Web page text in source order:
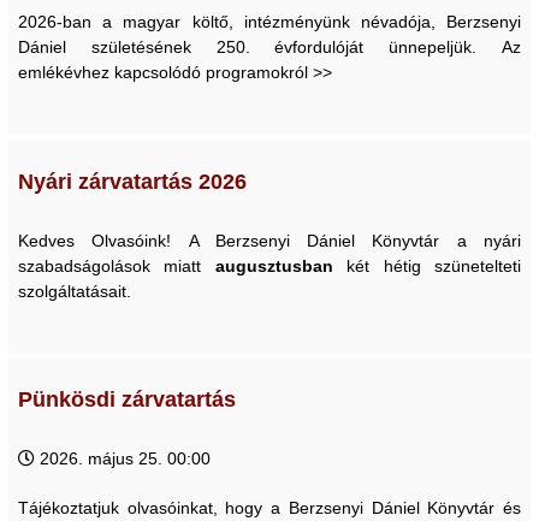
2026-ban a magyar költő, intézményünk névadója, Berzsenyi
Dániel születésének 250. évfordulóját ünnepeljük. Az
emlékévhez kapcsolódó programokról >>
Nyári zárvatartás 2026
Kedves Olvasóink! A Berzsenyi Dániel Könyvtár a nyári
szabadságolások miatt augusztusban két hétig szünetelteti
szolgáltatásait.
Pünkösdi zárvatartás
2026. május 25. 00:00
Tájékoztatjuk olvasóinkat, hogy a Berzsenyi Dániel Könyvtár és